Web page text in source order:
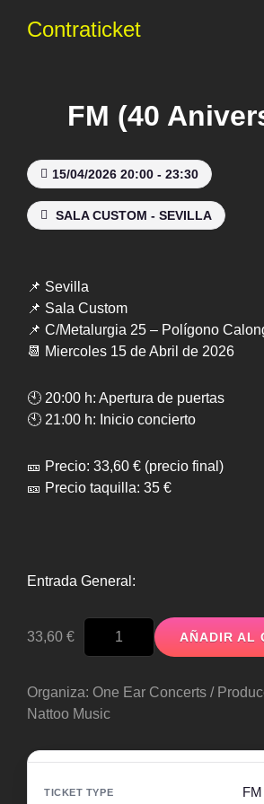
Contraticket
FM (40
15/04/2026 20:00 - 23:30
SALA CUSTOM - SEVILLA
📌 Sevilla
📌 Sala Custom
📌 C/Metalurgia 25 – Polígono
📆 Miercoles 15 de Abril de 2026
🕙 20:00 h: Apertura de puertas
🕙 21:00 h: Inicio concierto
🎫 Precio: 33,60 € (precio final)
🎫 Precio taquilla: 35 €
Entrada General:
33,60 €
Aniversario
cantidad
AÑADIR AL
Organiza: One Ear Concerts /
Nattoo Music